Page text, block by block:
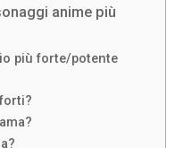
anime più
più forte/potente